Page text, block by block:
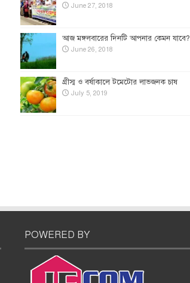
June 27, 2018
আজ মঙ্গলবারের দিনটি আপনার কেমন যাবে?
June 26, 2018
গ্রীস্ম ও বর্ষাকালে টমেটোর লাভজনক চাষ
July 5, 2019
POWERED BY